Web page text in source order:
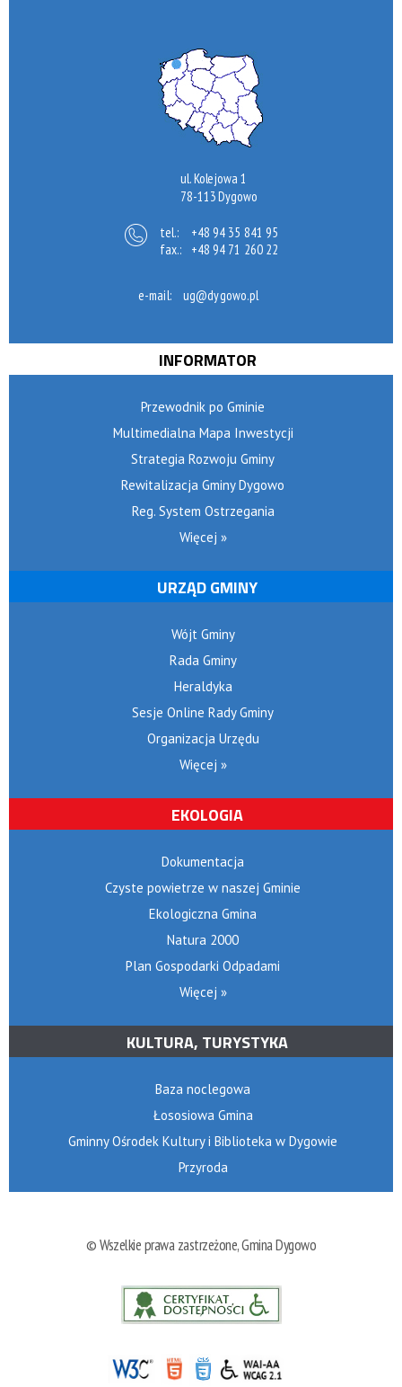
ul. Kolejowa 1
78-113 Dygowo
tel.:
+48 94 35 841 95
fax.:
+48 94 71 260 22
e-mail: ug@dygowo.pl
INFORMATOR
Przewodnik po Gminie
Multimedialna Mapa Inwestycji
Strategia Rozwoju Gminy
Rewitalizacja Gminy Dygowo
Reg. System Ostrzegania
Więcej »
URZĄD GMINY
Wójt Gminy
Rada Gminy
Heraldyka
Sesje Online Rady Gminy
Organizacja Urzędu
Więcej »
EKOLOGIA
Dokumentacja
Czyste powietrze w naszej Gminie
Ekologiczna Gmina
Natura 2000
Plan Gospodarki Odpadami
Więcej »
KULTURA, TURYSTYKA
Baza noclegowa
Łososiowa Gmina
Gminny Ośrodek Kultury i Biblioteka w Dygowie
Przyroda
© Wszelkie prawa zastrzeżone, Gmina Dygowo